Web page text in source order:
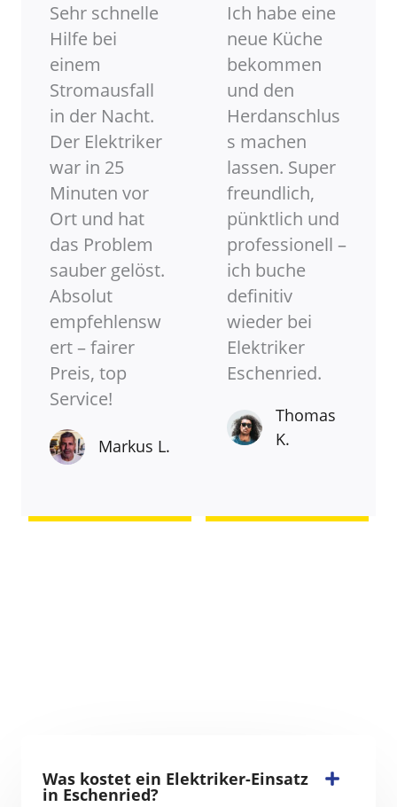
Sehr schnelle
Hilfe bei
einem
Stromausfall
in der Nacht.
Der Elektriker
war in 25
Minuten vor
Ort und hat
das Problem
sauber gelöst.
Absolut
empfehlensw
ert – fairer
Preis, top
Service!
Markus L.
Ich habe eine
neue Küche
bekommen
und den
Herdanschlus
s machen
lassen. Super
freundlich,
pünktlich und
professionell –
ich buche
definitiv
wieder bei
Elektriker
Eschenried.
Thomas
K.
Was kostet ein Elektriker-Einsatz
in Eschenried?